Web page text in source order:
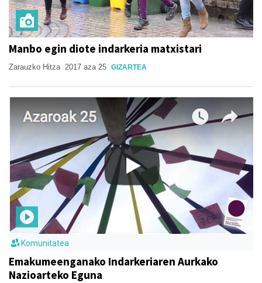
Manbo egin diote indarkeria matxistari
Zarauzko Hitza 2017 aza 25 GIZARTEA
Komunitatea
Emakumeenganako Indarkeriaren Aurkako
Nazioarteko Eguna